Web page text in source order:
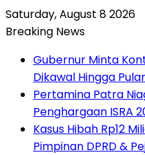
Saturday, August 8 2026
Breaking News
Gubernur Minta
Dikawal Hingga
Pertamina Patra
Penghargaan ISRA
Kasus Hibah Rp12
Pimpinan DPRD &